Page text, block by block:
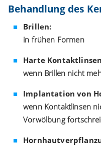
Behandlung des
Brillen:
in frühen Formen
Harte
wenn Brillen nicht
Implantation von
wenn Kontaktlinsen
Vorwölbung